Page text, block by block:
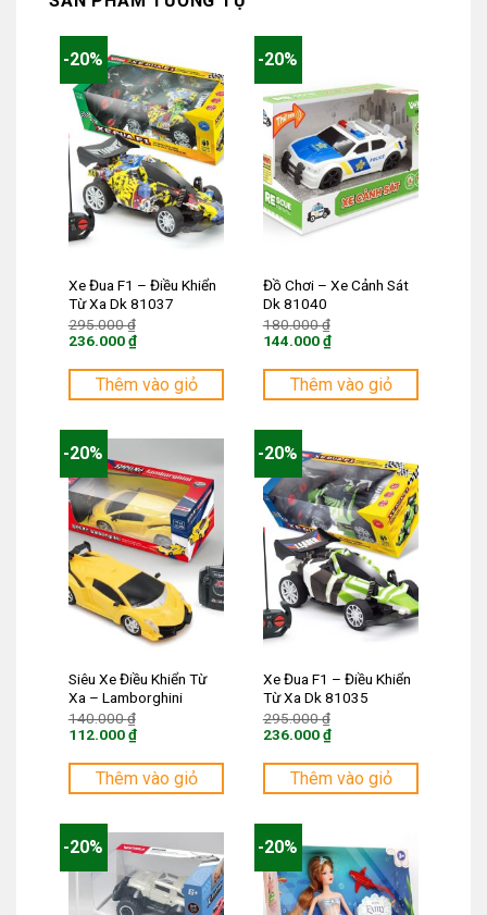
-20%
Xe Đua F1 – Điều Khiển
Từ Xa Dk 81037
295.000₫
295.000 ₫.
236.000₫
hiện
là:
Thêm vào giỏ
-20%
Đồ Chơi – Xe Cảnh Sát
Dk 81040
180.000₫
180.000 ₫.
144.000₫
hiện
là:
Thêm vào giỏ
-20%
Siêu Xe Điều Khiển Từ
Xa – Lamborghini
140.000₫
140.000 ₫.
112.000₫
hiện
là:
Thêm vào giỏ
-20%
Xe Đua F1 – Điều Khiển
Từ Xa Dk 81035
295.000₫
295.000 ₫.
236.000₫
hiện
là:
Thêm vào giỏ
-20% -20%